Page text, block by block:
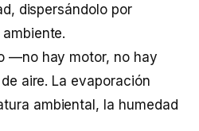
dispersándolo por
—no hay motor, no hay
aire. La evaporación
ambiental, la humedad